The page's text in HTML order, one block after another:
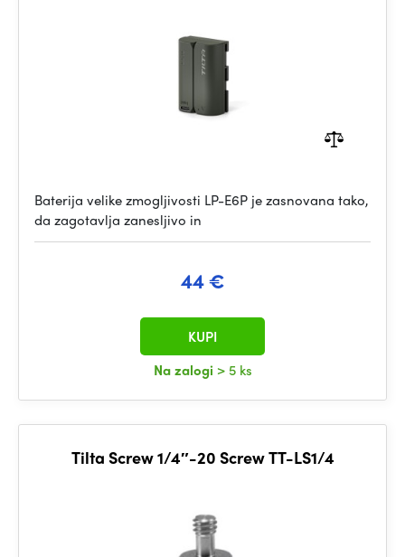
Baterija velike zmogljivosti LP-E6P je zasnovana tako,
da zagotavlja zanesljivo in
44 €
Na zalogi > 5 ks
KUPI
Tilta Screw 1/4″-20 Screw TT-LS1/4